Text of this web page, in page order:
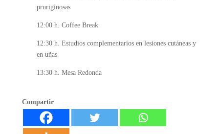
pruriginosas
12:00 h. Coffee Break
12:30 h. Estudios complementarios en lesiones cutáneas y
en uñas
13:30 h. Mesa Redonda
Compartir